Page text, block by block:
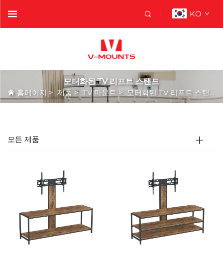
KO
모터화된 TV 리프트 스탠드
홈페이지 > 제품 > TV 마운트 > 모터화된 TV 리프트 스탠드
모든 제품